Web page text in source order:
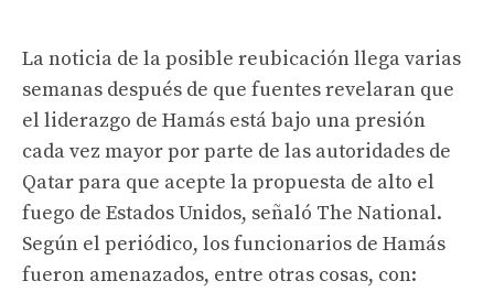
La noticia de la posible reubicación llega varias
semanas después de que fuentes revelaran que
el liderazgo de Hamás está bajo una presión
cada vez mayor por parte de las autoridades de
Qatar para que acepte la propuesta de alto el
fuego de Estados Unidos, señaló The National.
Según el periódico, los funcionarios de Hamás
fueron amenazados, entre otras cosas, con: